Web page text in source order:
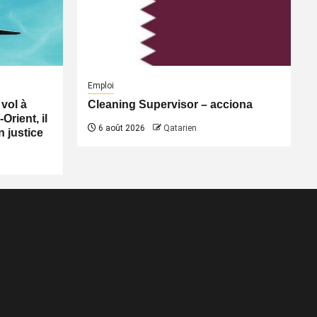
à
il
justice
Emploi
Cleaning Supervisor – acciona
6 août 2026 Qatarien